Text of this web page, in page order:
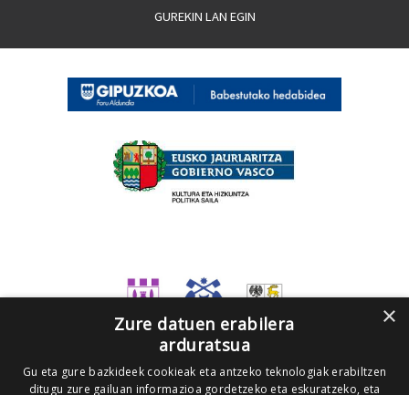
GUREKIN LAN EGIN
×
Zure datuen erabilera
arduratsua
Gu eta gure bazkideek cookieak eta antzeko teknologiak erabiltzen
ditugu zure gailuan informazioa gordetzeko eta eskuratzeko, eta